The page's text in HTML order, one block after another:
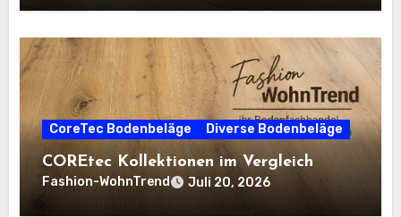
CoreTec Bodenbeläge Diverse Bodenbeläge
COREtec Kollektionen im Vergleich
Fashion-WohnTrend Juli 20, 2026